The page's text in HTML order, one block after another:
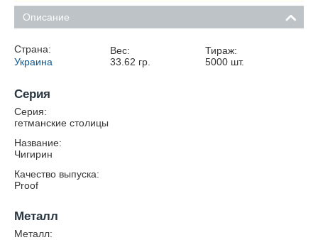
Описание
Страна:
Украина
Вес:
33.62 гр.
Тираж:
5000 шт.
Серия
Серия:
гетманские столицы
Название:
Чигирин
Качество выпуска:
Proof
Металл
Металл: